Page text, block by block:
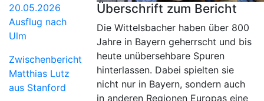
20.05.2026
Ausflug nach
Ulm
Zwischenbericht
Matthias Lutz
aus Stanford
Überschrift zum Bericht
Die Wittelsbacher haben über 800
Jahre in Bayern geherrscht und bis
heute unübersehbare Spuren
hinterlassen. Dabei spielten sie
nicht nur in Bayern, sondern auch
in anderen Regionen Europas eine